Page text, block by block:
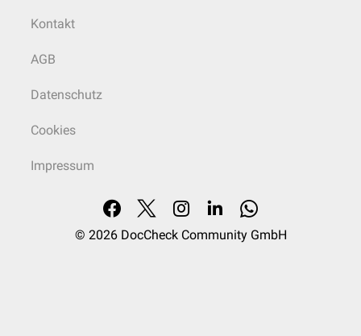
Kontakt
AGB
Datenschutz
Cookies
Impressum
© 2026 DocCheck Community GmbH